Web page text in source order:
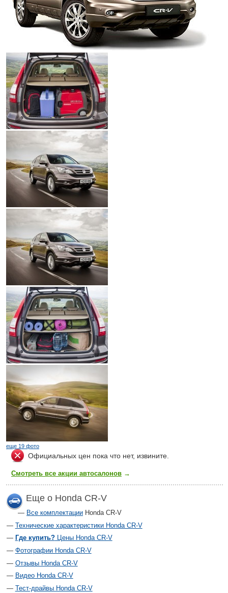
еще 19 фото
Официальных цен пока что нет, извините.
Смотреть все акции автосалонов →
Еще о Honda CR-V
Все комплектации Honda CR-V
Технические характеристики Honda CR-V
Где купить?Цены Honda CR-V
Фотографии Honda CR-V
Отзывы Honda CR-V
Видео Honda CR-V
Тест-драйвы Honda CR-V